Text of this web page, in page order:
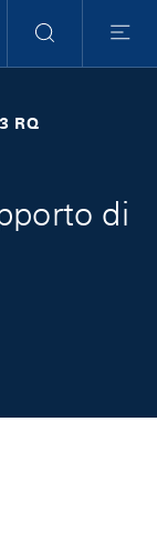
Ricerca
Menu
RQ
di